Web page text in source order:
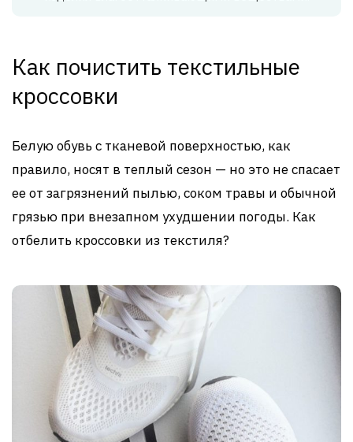
Как почистить текстильные
кроссовки
Белую обувь с тканевой поверхностью, как
правило, носят в теплый сезон — но это не спасает
ее от загрязнений пылью, соком травы и обычной
грязью при внезапном ухудшении погоды. Как
отбелить кроссовки из текстиля?